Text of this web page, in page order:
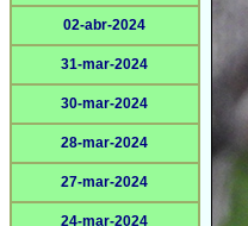
02-abr-2024
31-mar-2024
30-mar-2024
28-mar-2024
27-mar-2024
24-mar-2024